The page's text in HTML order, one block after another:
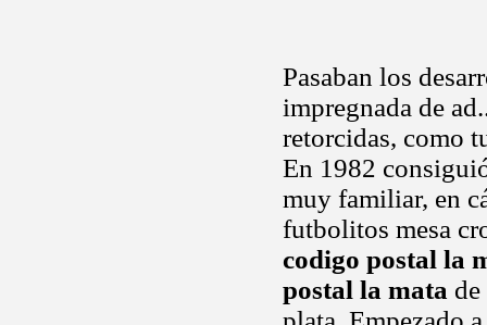
Pasaban los
impregnada de
retorcidas, como
En 1982
muy familiar, en
futbolitos mesa
codigo postal la
postal la mata